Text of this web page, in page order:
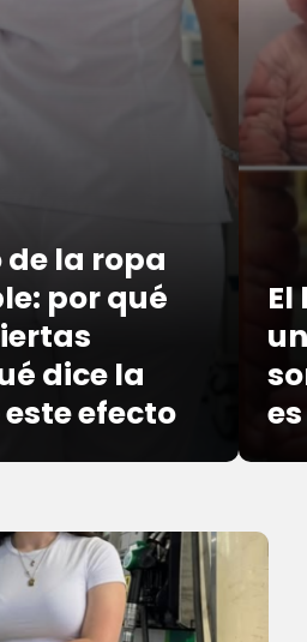
de la ropa
por qué
dice la
efecto